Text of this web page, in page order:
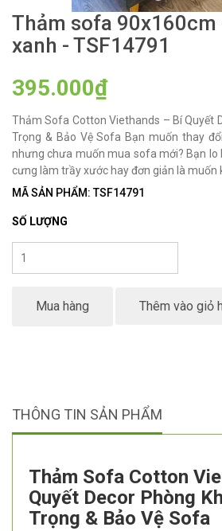
Thảm sofa 90x160cm
xanh - TSF14791
395.000₫
Thảm Sofa Cotton Viethands – Bí Quyết
Trọng & Bảo Vệ Sofa Bạn muốn thay
nhưng chưa muốn mua sofa mới? Bạn lo
cưng làm trầy xước hay đơn giản là muốn
MÃ SẢN PHẨM: TSF14791
SỐ LƯỢNG
Mua hàng Thêm vào giỏ
THÔNG TIN SẢN PHẨM
Thảm Sofa Cotton
Quyết Decor Phòng
Trọng & Bảo Vệ Sofa